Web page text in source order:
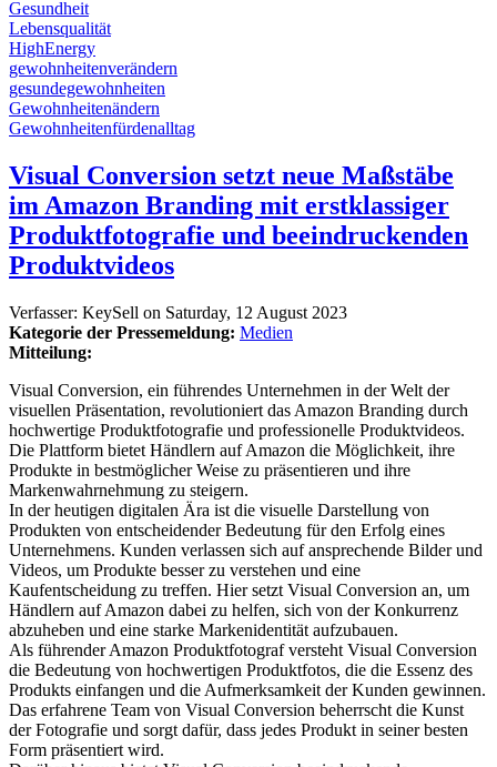
Gesundheit
Lebensqualität
HighEnergy
gewohnheitenverändern
gesundegewohnheiten
Gewohnheitenändern
Gewohnheitenfürdenalltag
Visual Conversion setzt neue Maßstäbe
im Amazon Branding mit erstklassiger
Produktfotografie und beeindruckenden
Produktvideos
Verfasser: KeySell on Saturday, 12 August 2023
Kategorie der Pressemeldung: Medien
Mitteilung:
Visual Conversion, ein führendes Unternehmen in der Welt der
visuellen Präsentation, revolutioniert das Amazon Branding durch
hochwertige Produktfotografie und professionelle Produktvideos.
Die Plattform bietet Händlern auf Amazon die Möglichkeit, ihre
Produkte in bestmöglicher Weise zu präsentieren und ihre
Markenwahrnehmung zu steigern.
In der heutigen digitalen Ära ist die visuelle Darstellung von
Produkten von entscheidender Bedeutung für den Erfolg eines
Unternehmens. Kunden verlassen sich auf ansprechende Bilder und
Videos, um Produkte besser zu verstehen und eine
Kaufentscheidung zu treffen. Hier setzt Visual Conversion an, um
Händlern auf Amazon dabei zu helfen, sich von der Konkurrenz
abzuheben und eine starke Markenidentität aufzubauen.
Als führender Amazon Produktfotograf versteht Visual Conversion
die Bedeutung von hochwertigen Produktfotos, die die Essenz des
Produkts einfangen und die Aufmerksamkeit der Kunden gewinnen.
Das erfahrene Team von Visual Conversion beherrscht die Kunst
der Fotografie und sorgt dafür, dass jedes Produkt in seiner besten
Form präsentiert wird.